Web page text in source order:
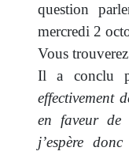
question
mercredi 2
Vous
Il a conclu
effectivement
en faveur de
j’espère